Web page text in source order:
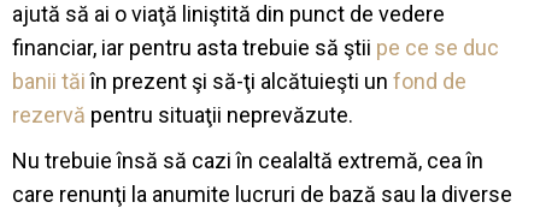
ajută să ai o viaţă liniştită din punct de vedere
financiar, iar pentru asta trebuie să ştii pe ce se duc
banii tăiîn prezent şi să-ţi alcătuieşti un fond de
rezervă pentru situaţii neprevăzute.
Nu trebuie însă să cazi în cealaltă extremă, cea în
care renunţi la anumite lucruri de bază sau la diverse